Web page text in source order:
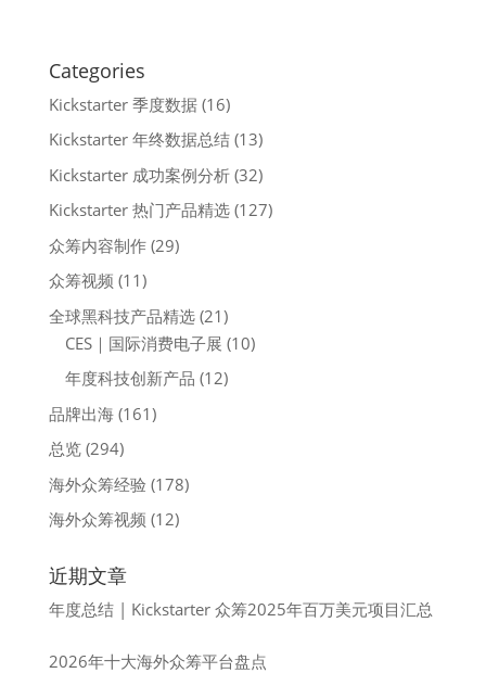
Categories
Kickstarter 季度数据(16)
Kickstarter 年终数据总结(13)
Kickstarter 成功案例分析(32)
Kickstarter 热门产品精选(127)
众筹内容制作(29)
众筹视频 (11)
全球黑科技产品精选(21)
CES｜国际消费电子展 (10)
年度科技创新产品 (12)
品牌出海(161)
总览(294)
海外众筹经验 (178)
海外众筹视频 (12)
近期文章
年度总结 | Kickstarter 众筹2025年百万美元项目汇总
2026年十大海外众筹平台盘点